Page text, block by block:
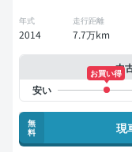
年式
2014
走行距離
7.7万km
中
お買い得
無
料
現